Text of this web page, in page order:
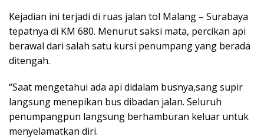
Kejadian ini terjadi di ruas jalan tol Malang – Surabaya
tepatnya di KM 680. Menurut saksi mata, percikan api
berawal dari salah satu kursi penumpang yang berada
ditengah.
“Saat mengetahui ada api didalam busnya,sang supir
langsung menepikan bus dibadan jalan. Seluruh
penumpangpun langsung berhamburan keluar untuk
menyelamatkan diri.